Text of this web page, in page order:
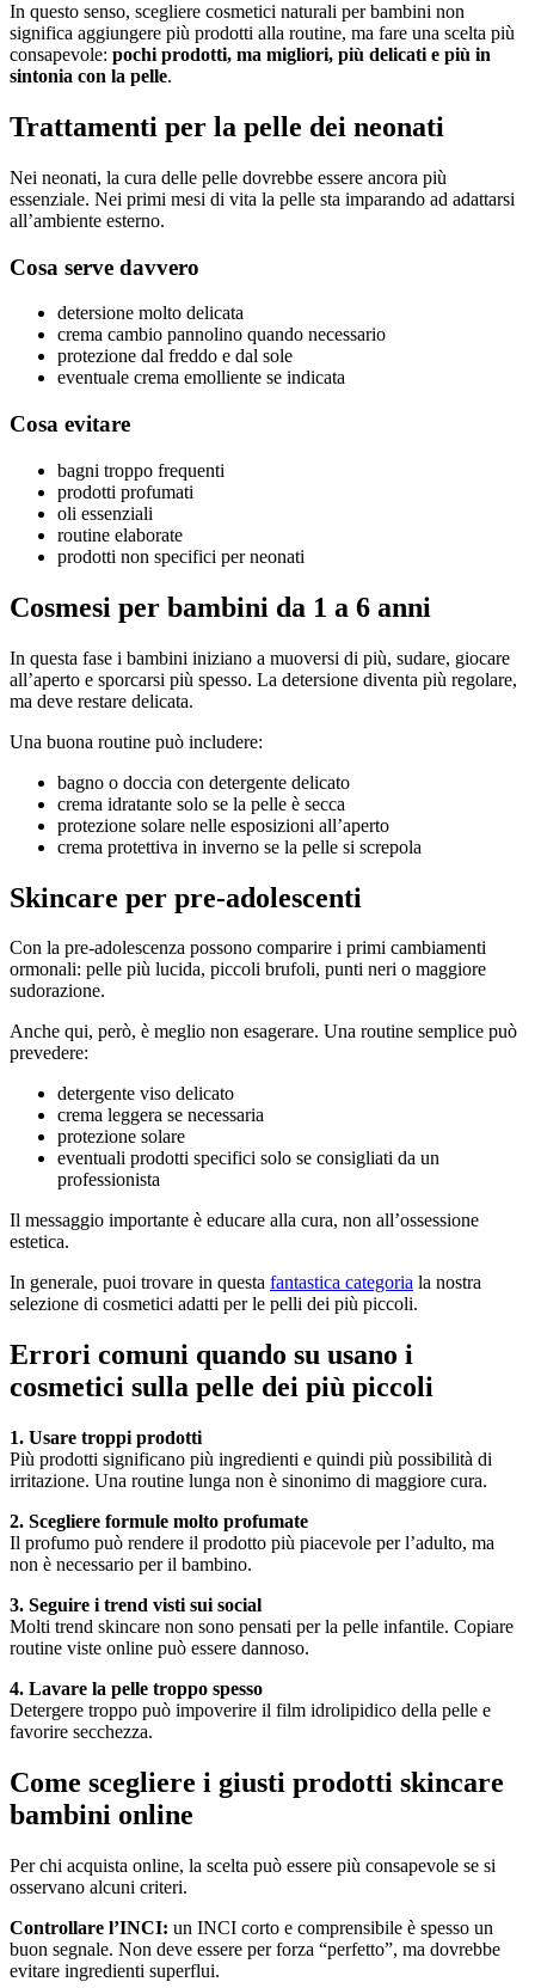
In questo senso, scegliere cosmetici naturali per bambini non
significa aggiungere più prodotti alla routine, ma fare una scelta più
consapevole: pochi prodotti, ma migliori, più delicati e più in
sintonia con la pelle.
Trattamenti per la pelle dei neonati
Nei neonati, la cura delle pelle dovrebbe essere ancora più
essenziale. Nei primi mesi di vita la pelle sta imparando ad adattarsi
all’ambiente esterno.
Cosa serve davvero
detersione molto delicata
crema cambio pannolino quando necessario
protezione dal freddo e dal sole
eventuale crema emolliente se indicata
Cosa evitare
bagni troppo frequenti
prodotti profumati
oli essenziali
routine elaborate
prodotti non specifici per neonati
Cosmesi per bambini da 1 a 6 anni
In questa fase i bambini iniziano a muoversi di più, sudare, giocare
all’aperto e sporcarsi più spesso. La detersione diventa più regolare,
ma deve restare delicata.
Una buona routine può includere:
bagno o doccia con detergente delicato
crema idratante solo se la pelle è secca
protezione solare nelle esposizioni all’aperto
crema protettiva in inverno se la pelle si screpola
Skincare per pre-adolescenti
Con la pre-adolescenza possono comparire i primi cambiamenti
ormonali: pelle più lucida, piccoli brufoli, punti neri o maggiore
sudorazione.
Anche qui, però, è meglio non esagerare. Una routine semplice può
prevedere:
detergente viso delicato
crema leggera se necessaria
protezione solare
eventuali prodotti specifici solo se consigliati da un
professionista
Il messaggio importante è educare alla cura, non all’ossessione
estetica.
In generale, puoi trovare in questa fantastica categoria la nostra
selezione di cosmetici adatti per le pelli dei più piccoli.
Errori comuni quando su usano i
cosmetici sulla pelle dei più piccoli
1. Usare troppi prodotti
Più prodotti significano più ingredienti e quindi più possibilità di
irritazione. Una routine lunga non è sinonimo di maggiore cura.
2. Scegliere formule molto profumate
Il profumo può rendere il prodotto più piacevole per l’adulto, ma
non è necessario per il bambino.
3. Seguire i trend visti sui social
Molti trend skincare non sono pensati per la pelle infantile. Copiare
routine viste online può essere dannoso.
4. Lavare la pelle troppo spesso
Detergere troppo può impoverire il film idrolipidico della pelle e
favorire secchezza.
Come scegliere i giusti prodotti skincare
bambini online
Per chi acquista online, la scelta può essere più consapevole se si
osservano alcuni criteri.
Controllare l’INCI: un INCI corto e comprensibile è spesso un
buon segnale. Non deve essere per forza “perfetto”, ma dovrebbe
evitare ingredienti superflui.